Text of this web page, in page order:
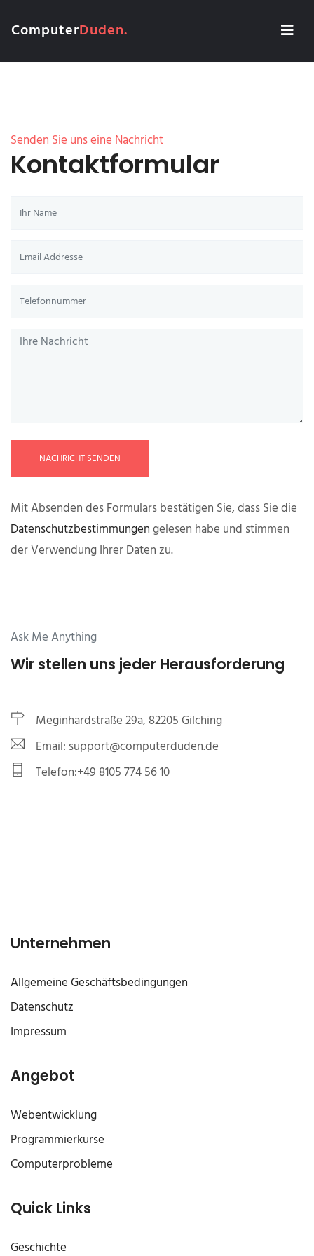
ComputerDuden.
Senden Sie uns eine Nachricht
Kontaktformular
NACHRICHT SENDEN
Mit Absenden des Formulars bestätigen Sie, dass Sie die
Datenschutzbestimmungengelesen habe und stimmen
der Verwendung Ihrer Daten zu.
Ask Me Anything
Wir stellen uns jeder Herausforderung
Meginhardstraße 29a, 82205 Gilching
Email: support@computerduden.de
Telefon:+49 8105 774 56 10
Unternehmen
Allgemeine Geschäftsbedingungen
Datenschutz
Impressum
Angebot
Webentwicklung
Programmierkurse
Computerprobleme
Quick Links
Geschichte